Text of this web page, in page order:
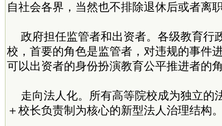
自社会各界，当然也不排除退休后或者离
政府担任监管者和出资者。各级教育行
校，首要的角色是监管者，对违规的事件
可以出资者的身份扮演教育公平推进者的
走向法人化。所有高等院校成为独立的
＋校长负责制为核心的新型法人治理结构